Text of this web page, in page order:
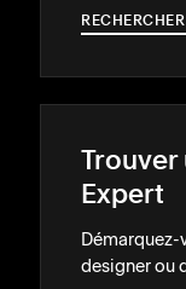
Expert
Démarquez-
designer ou